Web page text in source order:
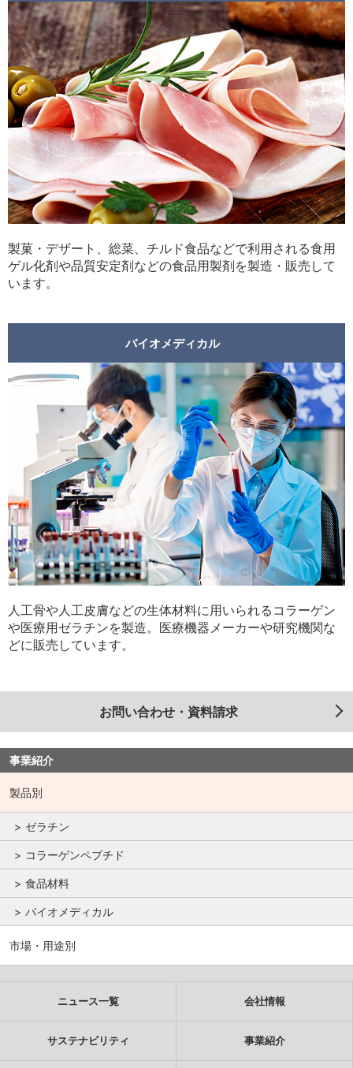
事業紹介
製品別
ゼラチン
コラーゲンペプチド
食品材料
バイオメディカル
市場・用途別
製菓・デザート、総菜、チルド食品などで利用される食用
ゲル化剤や品質安定剤などの食品用製剤を製造・販売して
います。
バイオメディカル
人工骨や人工皮膚などの生体材料に用いられるコラーゲン
や医療用ゼラチンを製造。医療機器メーカーや研究機関な
どに販売しています。
お問い合わせ・資料請求
ニュース一覧 会社情報
サステナビリティ 事業紹介